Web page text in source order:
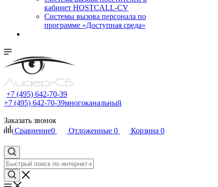
кабинет HOSTCALL-CV
Системы вызова персонала по
программе «Доступная среда»
+7 (495) 642-70-39
+7 (495) 642-70-39многоканальный
Заказать звонок
Сравнение0 Отложенные 0 Корзина 0